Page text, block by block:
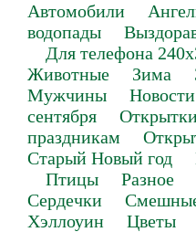
Автомобили
водопады
Для телефона
Животные
Зима
Мужчины
Новости
сентября
праздникам
Старый Новый год
Птицы
Разное
Сердечки
Хэллоуин
Цветы